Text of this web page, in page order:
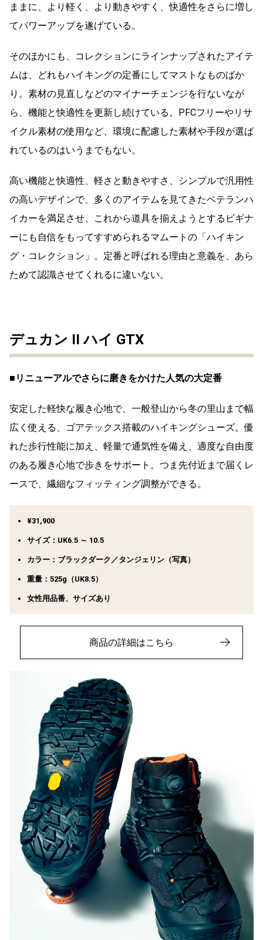
ままに、より軽く、より動きやすく、快適性をさらに増し
てパワーアップを遂げている。
そのほかにも、コレクションにラインナップされたアイテ
ムは、どれもハイキングの定番にしてマストなものばか
り。素材の見直しなどのマイナーチェンジを行ないなが
ら、機能と快適性を更新し続けている。PFCフリーやリサ
イクル素材の使用など、環境に配慮した素材や手段が選ば
れているのはいうまでもない。
高い機能と快適性、軽さと動きやすさ、シンプルで汎用性
の高いデザインで、多くのアイテムを見てきたベテランハ
イカーを満足させ、これから道具を揃えようとするビギナ
ーにも自信をもってすすめられるマムートの「ハイキン
グ・コレクション」。定番と呼ばれる理由と意義を、あら
ためて認識させてくれるに違いない。
デュカン II ハイ GTX
■リニューアルでさらに磨きをかけた人気の大定番
安定した軽快な履き心地で、一般登山から冬の里山まで幅
広く使える、ゴアテックス搭載のハイキングシューズ。優
れた歩行性能に加え、軽量で通気性を備え、適度な自由度
のある履き心地で歩きをサポート。つま先付近まで届くレ
ースで、繊細なフィッティング調整ができる。
¥31,900
サイズ：UK6.5 ～ 10.5
カラー：ブラックダーク／タンジェリン（写真）
重量：525g（UK8.5）
女性用品番、サイズあり
商品の詳細はこちら